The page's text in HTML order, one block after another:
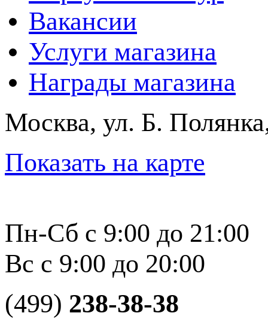
Вакансии
Услуги магазина
Награды магазина
Москва, ул. Б.
Показать на карте
Пн-Сб с 9:00 до 21:00
Вс с 9:00 до 20:00
(499) 238-38-38